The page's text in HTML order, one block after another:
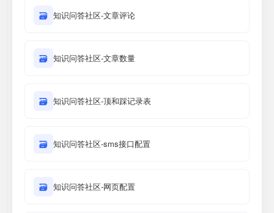
🗃 知识问答社区-文章评论
🗃 知识问答社区-文章数量
🗃 知识问答社区-顶和踩记录表
🗃 知识问答社区-sms接口配置
🗃 知识问答社区-网页配置